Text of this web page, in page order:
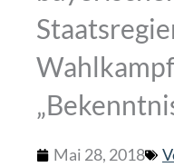
Mai 28, 2018